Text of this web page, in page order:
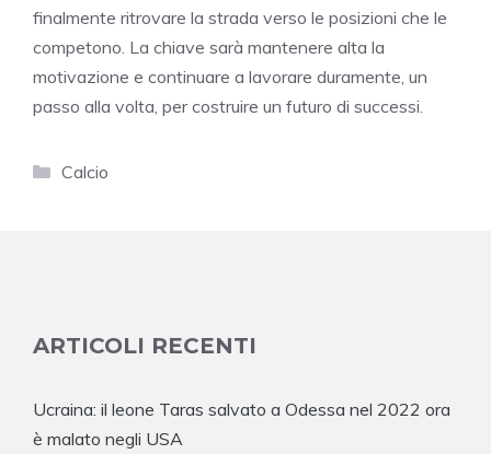
finalmente ritrovare la strada verso le posizioni che le
competono. La chiave sarà mantenere alta la
motivazione e continuare a lavorare duramente, un
passo alla volta, per costruire un futuro di successi.
Categorie
Calcio
ARTICOLI RECENTI
Ucraina: il leone Taras salvato a Odessa nel 2022 ora
è malato negli USA